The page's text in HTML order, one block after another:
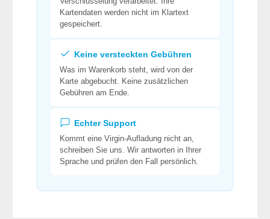
Kartendaten werden nicht im Klartext
gespeichert.
Keine versteckten Gebühren
Was im Warenkorb steht, wird von der
Karte abgebucht. Keine zusätzlichen
Gebühren am Ende.
Echter Support
Kommt eine Virgin-Aufladung nicht an,
schreiben Sie uns. Wir antworten in Ihrer
Sprache und prüfen den Fall persönlich.